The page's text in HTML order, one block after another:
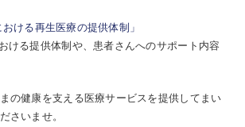
ける再生医療の提供体制」​
ける提供体制や、患者さんへのサポート内容
の健康を支える医療サービスを提供してまい
さいませ。